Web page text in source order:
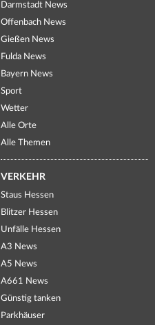
Darmstadt News
Offenbach News
Gießen News
Fulda News
Bayern News
Sport
Wetter
Alle Orte
Alle Themen
VERKEHR
Staus Hessen
Blitzer Hessen
Unfälle Hessen
A3 News
A5 News
A661 News
Günstig tanken
Parkhäuser